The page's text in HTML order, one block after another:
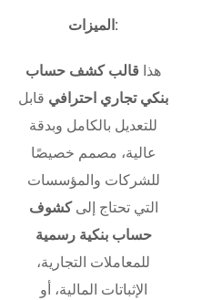
الميزات:
هذا قالب كشف حساب
بنكي تجاري احترافي قابل
للتعديل بالكامل وبدقة
عالية، مصمم خصيصًا
للشركات والمؤسسات
التي تحتاج إلىكشوف
حساب بنكية رسمية
للمعاملات التجارية،
الإثباتات المالية، أو